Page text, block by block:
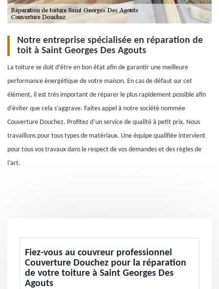
Notre entreprise spécialisée en réparation de
toit à Saint Georges Des Agouts
La toiture se doit d’être en bon état afin de garantir une meilleure
performance énergétique de votre maison. En cas de défaut sur cet
élément, il est très important de réparer le plus rapidement possible afin
d’éviter que cela s’aggrave. Faites appel à notre société nommée
Couverture Douchez. Profitez d’un service de qualité à petit prix. Nous
travaillons pour tous types de matériaux. Une équipe qualifiée intervient
pour tous vos travaux dans le respect de vos demandes et des règles de
l’art.
Fiez-vous au couvreur professionnel
Couverture Douchez pour la réparation
de votre toiture à Saint Georges Des
Agouts